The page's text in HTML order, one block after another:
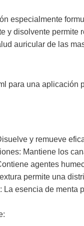
especialmente
y disolvente permite
auricular de las
para una aplicación
y remueve
Mantiene los
agentes
permite una
La esencia de menta